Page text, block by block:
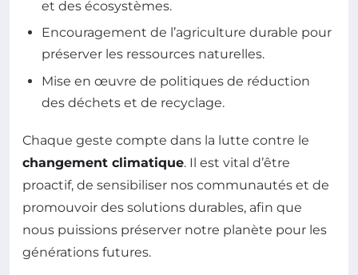
et des écosystèmes.
Encouragement de l’agriculture durable pour
préserver les ressources naturelles.
Mise en œuvre de politiques de réduction
des déchets et de recyclage.
Chaque geste compte dans la lutte contre le
changement climatique. Il est vital d’être
proactif, de sensibiliser nos communautés et de
promouvoir des solutions durables, afin que
nous puissions préserver notre planète pour les
générations futures.